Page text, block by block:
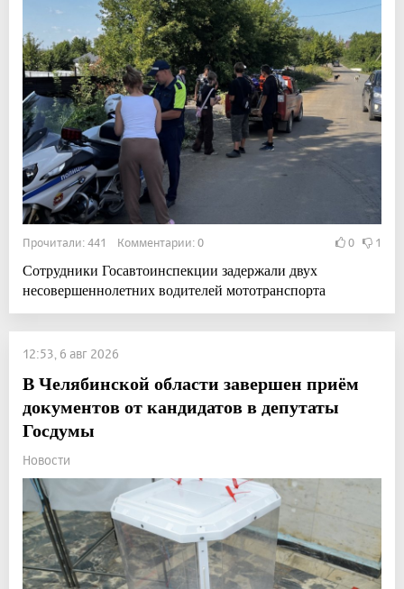
Прочитали: 441 Комментарии: 0 0 1
Сотрудники Госавтоинспекции задержали двух
несовершеннолетних водителей мототранспорта
12:53, 6 авг 2026
В Челябинской области завершен приём
документов от кандидатов в депутаты
Госдумы
Новости